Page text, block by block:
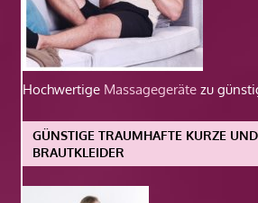
Hochwertige Massagegeräte zu
GÜNSTIGE TRAUMHAFTE KURZE
BRAUTKLEIDER